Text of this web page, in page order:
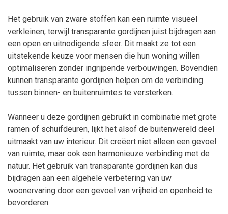
Het gebruik van zware stoffen kan een ruimte visueel
verkleinen, terwijl transparante gordijnen juist bijdragen aan
een open en uitnodigende sfeer. Dit maakt ze tot een
uitstekende keuze voor mensen die hun woning willen
optimaliseren zonder ingrijpende verbouwingen. Bovendien
kunnen transparante gordijnen helpen om de verbinding
tussen binnen- en buitenruimtes te versterken.
Wanneer u deze gordijnen gebruikt in combinatie met grote
ramen of schuifdeuren, lijkt het alsof de buitenwereld deel
uitmaakt van uw interieur. Dit creëert niet alleen een gevoel
van ruimte, maar ook een harmonieuze verbinding met de
natuur. Het gebruik van transparante gordijnen kan dus
bijdragen aan een algehele verbetering van uw
woonervaring door een gevoel van vrijheid en openheid te
bevorderen.